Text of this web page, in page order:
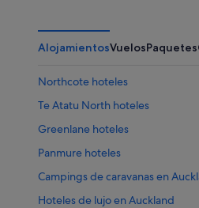
AlojamientosVuelosPaquetes
Northcote hoteles
Te Atatu North hoteles
Greenlane hoteles
Panmure hoteles
Campings de caravanas en
Hoteles de lujo en Auckland